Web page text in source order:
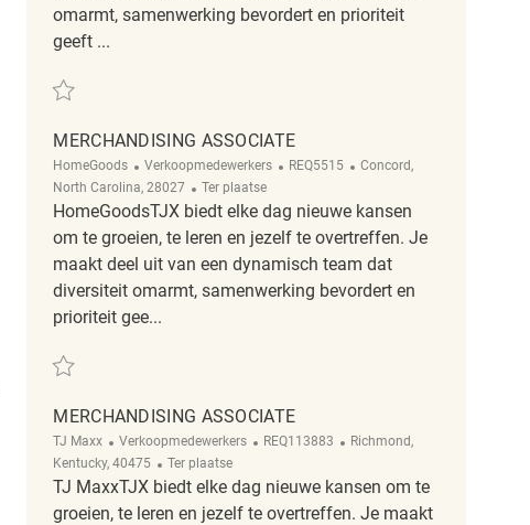
omarmt, samenwerking bevordert en prioriteit
geeft ...
Redden Retail Merchandising REQ139472
MERCHANDISING ASSOCIATE
HomeGoods Categorie
Verkoopmedewerkers ReqId
REQ5515 Plaats
Concord,
North Carolina, 28027
Afgelegen
Ter plaatse
HomeGoodsTJX biedt elke dag nieuwe kansen
om te groeien, te leren en jezelf te overtreffen. Je
maakt deel uit van een dynamisch team dat
diversiteit omarmt, samenwerking bevordert en
prioriteit gee...
MERCHANDISING ASSOCIATE
TJ Maxx Categorie
Verkoopmedewerkers ReqId
REQ113883 Plaats
Richmond,
Kentucky, 40475
Afgelegen
Ter plaatse
TJ MaxxTJX biedt elke dag nieuwe kansen om te
groeien, te leren en jezelf te overtreffen. Je maakt